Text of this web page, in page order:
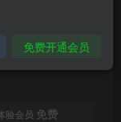
验会员 免费
免费开通会员